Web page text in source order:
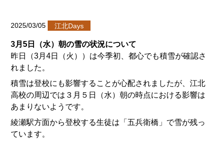
2025/03/05 江北Days
3月5日（水）朝の雪の状況について
昨日（3月4日（火））は今季初、都心でも積雪が確認さ
れました。
積雪は登校にも影響することが心配されましたが、江北
高校の周辺では３月５日（水）朝の時点における影響は
あまりないようです。
綾瀬駅方面から登校する生徒は「五兵衛橋」で雪が残っ
ています。